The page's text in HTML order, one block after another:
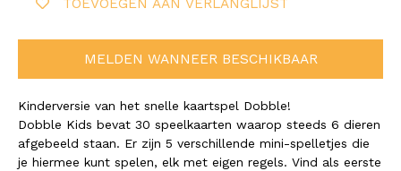
TOEVOEGEN AAN VERLANGLIJST
MELDEN WANNEER BESCHIKBAAR
Kinderversie van het snelle kaartspel Dobble!
Dobble Kids bevat 30 speelkaarten waarop steeds 6 dieren
afgebeeld staan. Er zijn 5 verschillende mini-spelletjes die
je hiermee kunt spelen, elk met eigen regels. Vind als eerste